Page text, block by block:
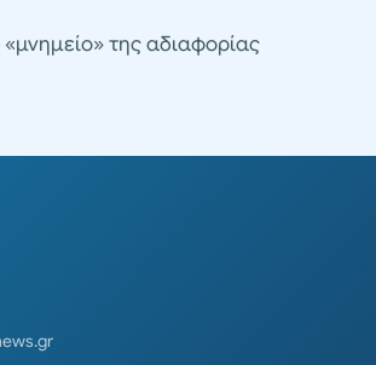
της αδιαφορίας